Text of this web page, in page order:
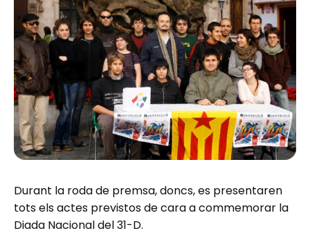
Durant la roda de premsa, doncs, es presentaren
tots els actes previstos de cara a commemorar la
Diada Nacional del 31-D.